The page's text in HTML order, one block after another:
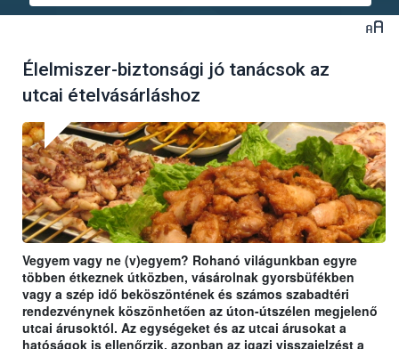
Élelmiszer-biztonsági jó tanácsok az
utcai ételvásárláshoz
Vegyem vagy ne (v)egyem? Rohanó világunkban egyre
többen étkeznek útközben, vásárolnak gyorsbüfékben
vagy a szép idő beköszöntének és számos szabadtéri
rendezvénynek köszönhetően az úton-útszélen megjelenő
utcai árusoktól. Az egységeket és az utcai árusokat a
hatóságok is ellenőrzik, azonban az igazi visszajelzést a